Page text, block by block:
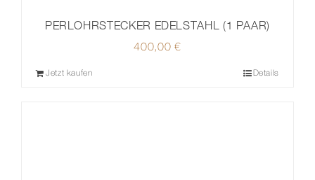
PERLOHRSTECKER EDELSTAHL (1 PAAR)
400,00 €
Jetzt kaufen Details